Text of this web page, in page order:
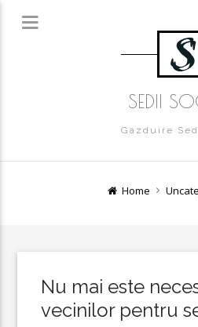
SEDII
Gazduire
Home
Nu mai este
vecinilor pentru